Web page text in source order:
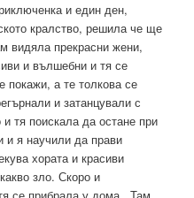
и един ден,
кралство, решила че ще
видяла прекрасни жени,
и вълшебни и тя се
а те толкова се
и затанцували с
тя поискала да остане при
и я научили да прави
хората и красиви
зло. Скоро и